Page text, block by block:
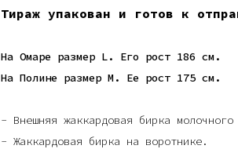
Тираж упакован и готов к
На Омаре размер L. Его рост 186 см.
На Полине размер M. Ее рост 175 см.
- Внешняя жаккардовая бирка молочного
- Жаккардовая бирка на воротнике.